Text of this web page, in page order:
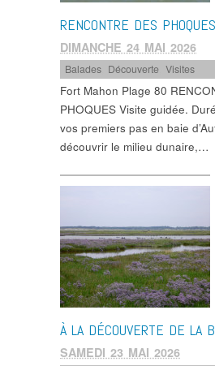
RENCONTRE DES PHOQUES
DIMANCHE 24 MAI 2026
Balades Découverte ,Visites
Fort Mahon Plage 80
PHOQUES Visite guidée.
vos premiers pas en baie
découvrir le milieu dunaire,…
À LA DÉCOUVERTE DE LA
SAMEDI 23 MAI 2026